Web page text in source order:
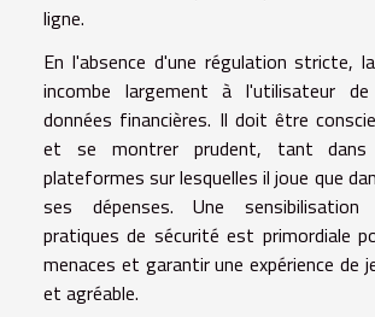
ligne.
En l'absence d'une régulation stricte,
incombe largement à l'utilisateur
données financières. Il doit être
et se montrer prudent, tant
plateformes sur lesquelles il joue que
ses dépenses. Une
pratiques de sécurité est primordiale
menaces et garantir une expérience de
et agréable.